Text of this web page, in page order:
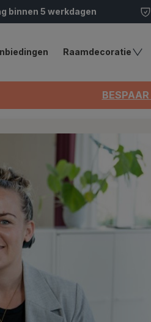
binnen 5 werkdagen
Raamdecoratie